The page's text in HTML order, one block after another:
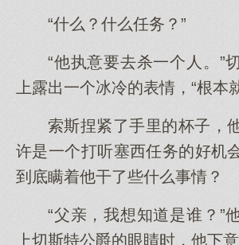
“什么？什么任务？”
“他执意要去杀一个人。”
上露出一个冰冷的表情，“根本
索斯捏紧了手里的杯子，
许是一个打听塞西任务的好机
到底瞒着他干了些什么事情？
“父亲，我想知道是谁？”
上切斯特公爵的眼睛时，他下